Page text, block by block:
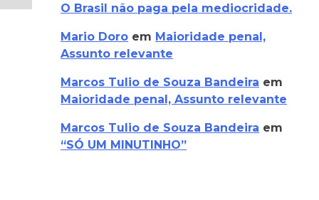
O Brasil não paga pela mediocridade.
Mario Doro em Maioridade penal,
Assunto relevante
Marcos Tulio de Souza Bandeira em
Maioridade penal, Assunto relevante
Marcos Tulio de Souza Bandeira em
“SÓ UM MINUTINHO”